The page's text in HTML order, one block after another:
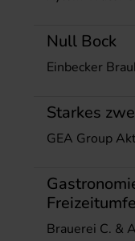
Null Bock
Einbecker
Starkes
GEA Group
Brauerei C. &